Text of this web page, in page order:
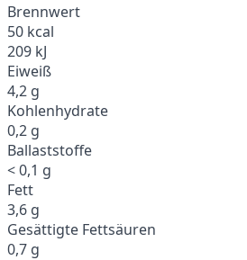
Brennwert
50 kcal
209 kJ
Eiweiß
4,2 g
Kohlenhydrate
0,2 g
Ballaststoffe
< 0,1 g
Fett
3,6 g
Gesättigte Fettsäuren
0,7 g